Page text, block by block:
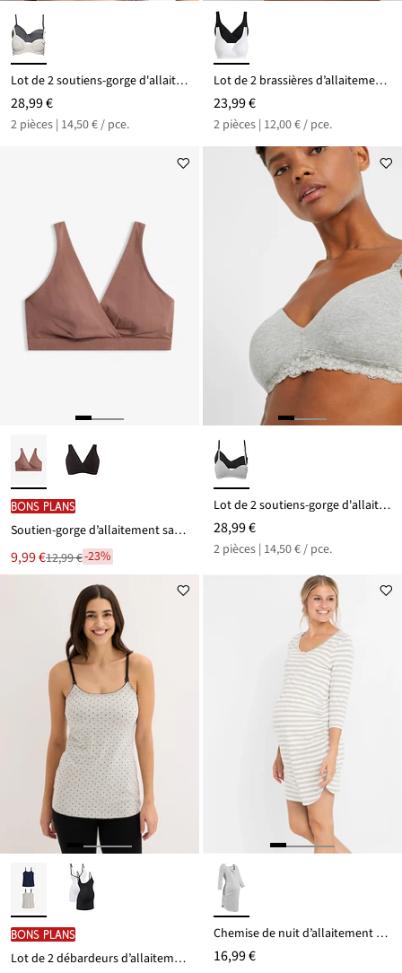
Lot de 2 soutiens-gorge d'allaitement à armatures
28,99 €
2 pièces | 14,50 € / pce.
Lot de 2 brassières d’allaitement sans couture
23,99 €
2 pièces | 12,00 € / pce.
BONS PLANS
Soutien-gorge d’allaitement sans armatures en coton extensible
Le
nouveau
9,99 €
Remise12,99 €-23%
Lot de 2 soutiens-gorge d'allaitement sans armatures avec coton
28,99 €
2 pièces | 14,50 € / pce.
BONS PLANS
Lot de 2 débardeurs d’allaitement avec coton
Chemise de nuit d’allaitement coton
16,99 €